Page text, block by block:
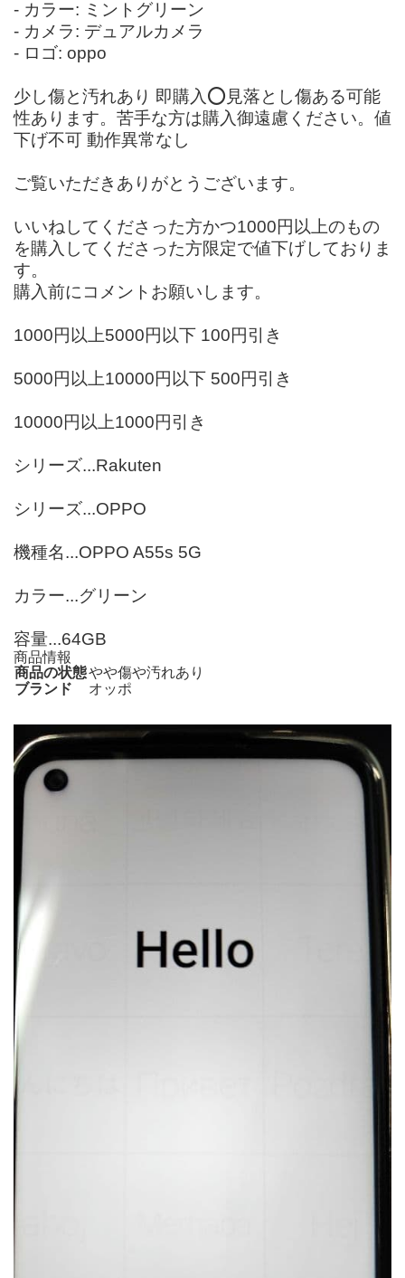
- カラー: ミントグリーン
- カメラ: デュアルカメラ
- ロゴ: oppo
少し傷と汚れあり 即購入️⭕️見落とし傷ある可能
性あります。苦手な方は購入御遠慮ください。値
下げ不可 動作異常なし
ご覧いただきありがとうございます。
いいねしてくださった方かつ1000円以上のもの
を購入してくださった方限定で値下げしておりま
す。
購入前にコメントお願いします。
1000円以上5000円以下 100円引き
5000円以上10000円以下 500円引き
10000円以上1000円引き
シリーズ...Rakuten
シリーズ...OPPO
機種名...OPPO A55s 5G
カラー...グリーン
容量...64GB
商品情報
商品の状態やや傷や汚れあり
ブランド
オッポ